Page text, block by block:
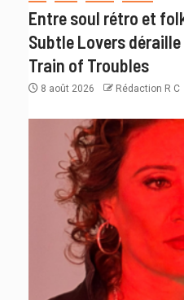
Entre soul rétro et
Subtle Lovers
Train of Troubles
8 août 2026 Rédaction R C